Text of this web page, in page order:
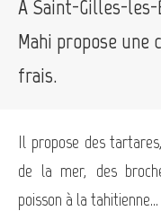
A Saint-Gilles-
Mahi propose une
frais.
Il propose des
de la mer, des
poisson à la tahitienne...